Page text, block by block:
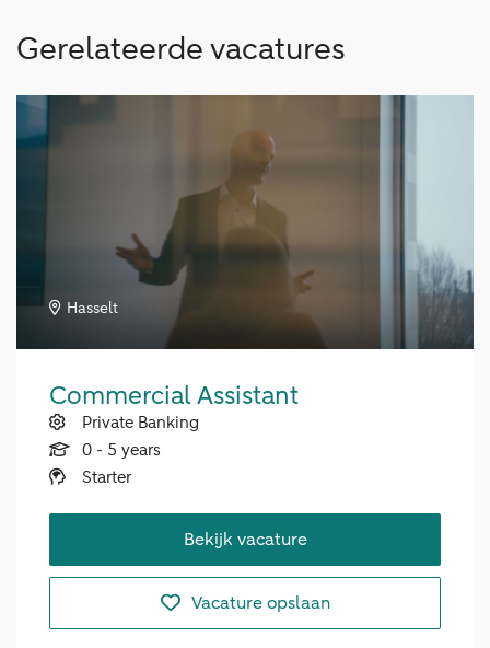
Gerelateerde vacatures
Hasselt
Commercial Assistant
Private Banking
0 - 5 years
Starter
Bekijk vacature
Vacature opslaan